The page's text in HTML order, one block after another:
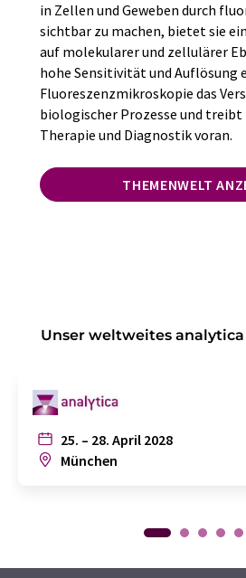
in Zellen und Geweben durch
sichtbar zu machen, bietet sie
auf molekularer und zellulärer
hohe Sensitivität und Auflösung
Fluoreszenzmikroskopie das
biologischer Prozesse und
Therapie und Diagnostik voran.
THEMENWELT
Unser weltweites
25. – 28. April 2028
München